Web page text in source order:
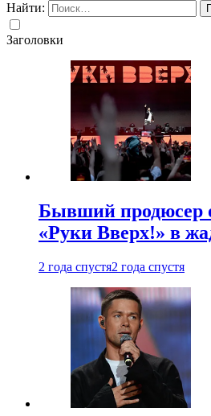
Найти:
Заголовки
Бывший продюсер
«Руки Вверх!» в
2 года спустя2 года спустя